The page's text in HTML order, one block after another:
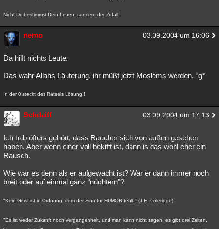
Nicht Du bestimmst Dein Leben, sondern der Zufall.
nemo 03.09.2004 um 16:06
Da hilft nichts Leute.
Das wahr Allahs Läuterung, ihr müßt jetzt Moslems werden. *g*
In der 0 steckt des Rätsels Lösung !
Schdaiff 03.09.2004 um 17:13
Ich hab öfters gehört, dass Raucher sich von außen gesehen
haben. Aber wenn einer voll bekifft ist, dann is das wohl eher ein
Rausch.
Wie war es denn als er aufgewacht ist? War er dann immer noch
breit oder auf einmal ganz "nüchtern"?
"Kein Geist ist in Ordnung, dem der Sinn für HUMOR fehlt." (J.E. Coleridge)
"Es ist weder Zukunft noch Vergangenheit, und man kann nicht sagen, es gibt drei Zeiten,